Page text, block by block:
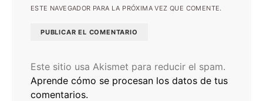
ESTE NAVEGADOR PARA LA PRÓXIMA VEZ QUE COMENTE.
Este sitio usa Akismet para reducir el spam.
Aprende cómo se procesan los datos de tus
comentarios.